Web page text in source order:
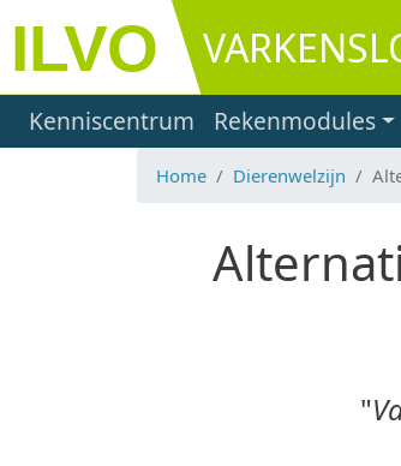
Overslaan en naar de inhoud gaan
Main navigation
Kenniscentrum Rekenmodules
Home Dierenwelzijn
"